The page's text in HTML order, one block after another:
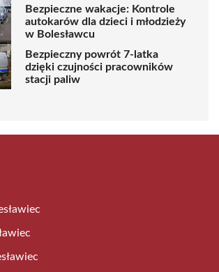
Bezpieczne wakacje: Kontrole
autokarów dla dzieci i młodzieży
w Bolesławcu
Bezpieczny powrót 7-latka
dzięki czujności pracowników
stacji paliw